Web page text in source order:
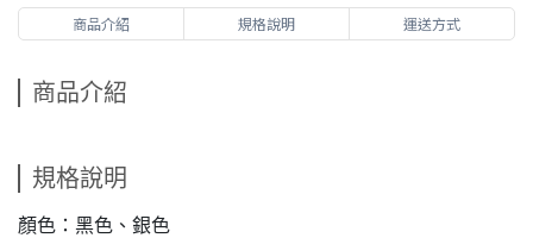
商品介紹 規格說明 運送方式
商品介紹
規格說明
顏色：黑色、銀色